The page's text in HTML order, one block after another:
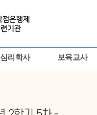
심리학사 보육교사